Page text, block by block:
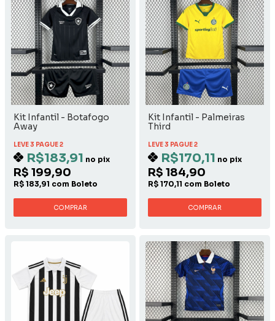
Kit Infantil - Botafogo
Away
LEVE 3 PAGUE 2
R$183,91 no pix
R$ 199,90
R$ 183,91 com Boleto
COMPRAR
Kit Infantil - Palmeiras
Third
LEVE 3 PAGUE 2
R$170,11 no pix
R$ 184,90
R$ 170,11 com Boleto
COMPRAR